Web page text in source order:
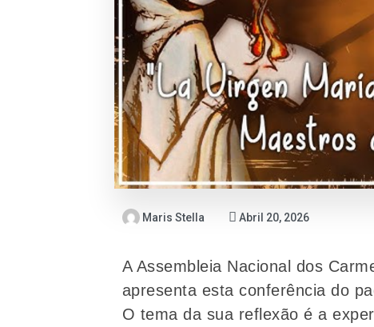
Maris Stella Abril 20, 2026
A Assembleia Nacional dos
apresenta esta conferência do
O tema da sua reflexão é a